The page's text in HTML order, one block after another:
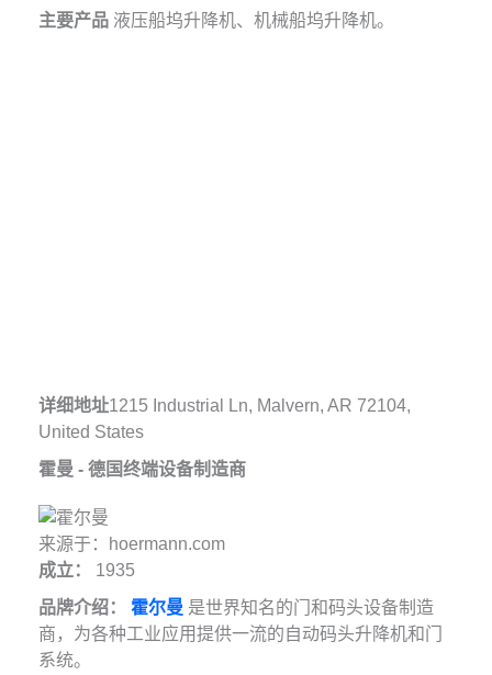
主要产品液压船坞升降机、机械船坞升降机。
详细地址1215 Industrial Ln, Malvern, AR 72104,
United States
霍曼 - 德国终端设备制造商
来源于：hoermann.com
成立：
1935
品牌介绍：
霍尔曼 是世界知名的门和码头设备制造
商，为各种工业应用提供一流的自动码头升降机和门
系统。